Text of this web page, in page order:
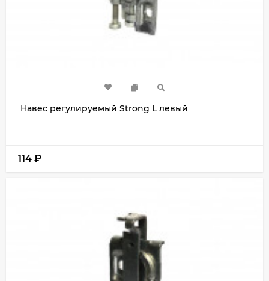
Навес регулируемый Strong L левый
114 ₽